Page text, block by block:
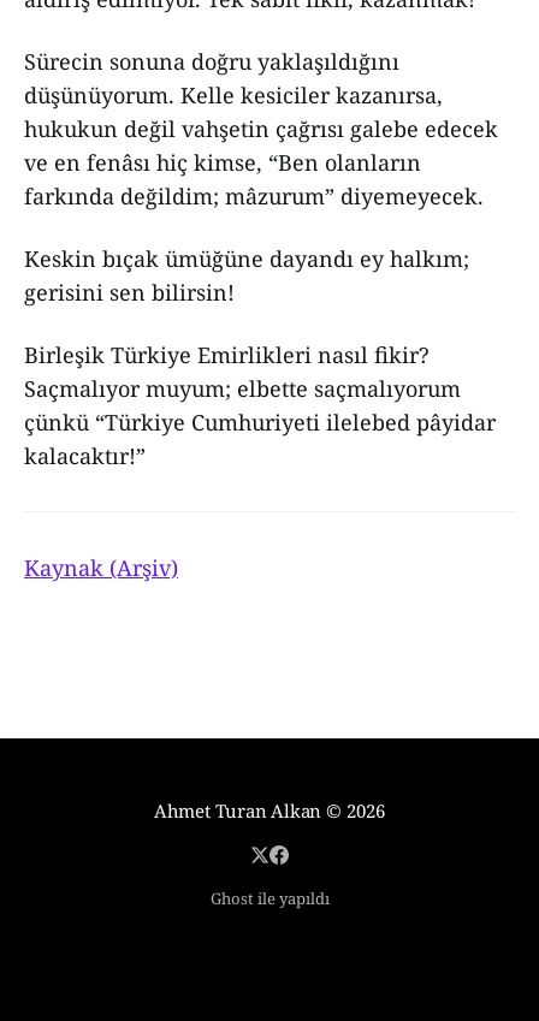
Sürecin sonuna doğru yaklaşıldığını
düşünüyorum. Kelle kesiciler kazanırsa,
hukukun değil vahşetin çağrısı galebe edecek
ve en fenâsı hiç kimse, “Ben olanların
farkında değildim; mâzurum” diyemeyecek.
Keskin bıçak ümüğüne dayandı ey halkım;
gerisini sen bilirsin!
Birleşik Türkiye Emirlikleri nasıl fikir?
Saçmalıyor muyum; elbette saçmalıyorum
çünkü “Türkiye Cumhuriyeti ilelebed pâyidar
kalacaktır!”
Kaynak (Arşiv)
Ahmet Turan Alkan © 2026
Ghost ile yapıldı